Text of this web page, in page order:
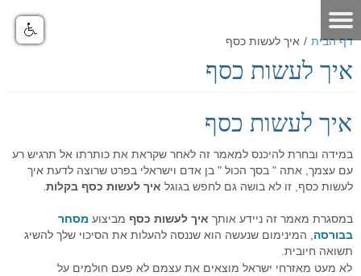
דף הבית / איך לעשות כסף
איך לעשות כסף
איך לעשות כסף
במידה ובחרת להיכנס למאמר זה לאחר שקראת את כותרתו אל תרגיש רע
עם עצמך, אתה " בסך הכול " בן אדם וישראלי בפרט שרוצה לדעת איך
לעשות כסף, זו לא בושה גם לחפש בגוגל איך לעשות כסף בקלות
במסגרת מאמר זה ניידע אותך איך לעשות כסף מביצוע מסחר
בבורסה , המינימום שנעשה הוא שננסה להעלות את הסיכוי שלך להשיג
תשואה חיובית.
לא מעט מאזרחי ישראל מוצאים את עצמם לא פעם חולמים על
דף הבית
אודות האתר
אודות חברת GO4IT
לוח ארועים
תקנון האתר
מאמרים
מאמרים שוק ההון
כלים לסוחר
כלים למסחר בישראל
כלים למסחר בחול
נתונים כלכליים
מחשבון המרת מטבעות
פורום אופציות מעוף
פורום ניתוח טכני
הכר את מערכת המסחר
הכר את מערכת המסחר
מערכת מסחר